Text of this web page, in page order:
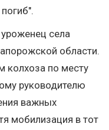
села
области.
колхоза по месту
руководителю
важных
мобилизация в тот